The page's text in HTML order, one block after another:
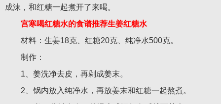
成沫，和红糖一起煮开了来喝。
宫寒喝红糖水的食谱推荐生姜红糖水
材料：生姜18克、红糖20克、纯净水500克。
制作：
1、姜洗净去皮，再剁成姜末。
2、锅内放入纯净水，再放姜末和红糖一起熬煮。